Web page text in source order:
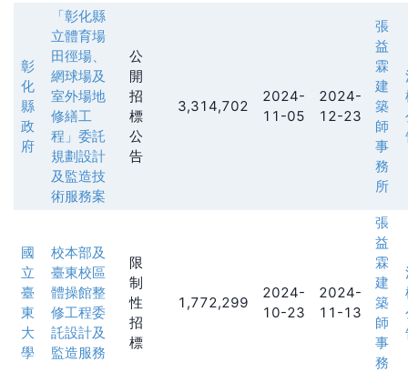
彰
化
縣
政
府
「彰化縣
立體育場
田徑場、
網球場及
室外場地
修繕工
程」委託
規劃設計
及監造技
術服務案
公
開
招
標
公
告
3,314,702
2024-
11-05
2024-
12-23
張
益
霖
建
築
師
事
務
所
國
立
臺
東
大
學
校本部及
臺東校區
體操館整
修工程委
託設計及
監造服務
限
制
性
招
標
1,772,299
2024-
10-23
2024-
11-13
張
益
霖
建
築
師
事
務